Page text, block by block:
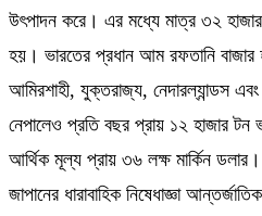
উৎপাদন করে। এর মধ্যে মাত্র ৩২ হাজার
হয়। ভারতের প্রধান আম রফতানি বাজার
আমিরশাহী, যুক্তরাজ্য, নেদারল্যান্ডস
নেপালেও প্রতি বছর প্রায় ১২ হাজার টন
আর্থিক মূল্য প্রায় ৩৬ লক্ষ মার্কিন ডলার।
জাপানের ধারাবাহিক নিষেধাজ্ঞা